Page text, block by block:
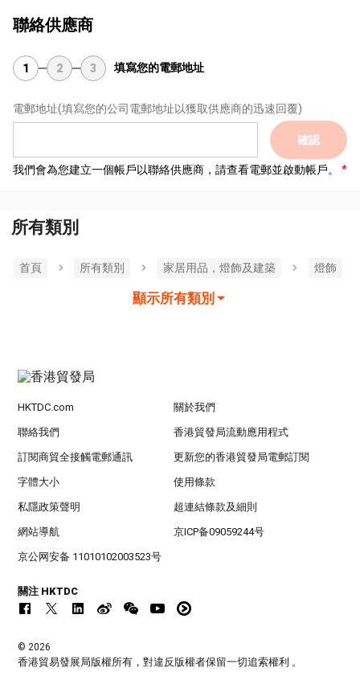
聯絡供應商
1 2 3 填寫您的電郵地址
電郵地址(填寫您的公司電郵地址以獲取供應商的迅速回覆)
確認
我們會為您建立一個帳戶以聯絡供應商，請查看電郵並啟動帳戶。
所有類別
首頁 所有類別 家居用品，燈飾及建築 燈飾
顯示所有類別
HKTDC.com 關於我們
聯絡我們 香港貿發局流動應用程式
訂閱商貿全接觸電郵通訊 更新您的香港貿發局電郵訂閱
字體大小 使用條款
私隱政策聲明 超連結條款及細則
網站導航 京ICP备09059244号
京公网安备 11010102003523号
關注 HKTDC
© 2026
香港貿易發展局版權所有，對違反版權者保留一切追索權利 。